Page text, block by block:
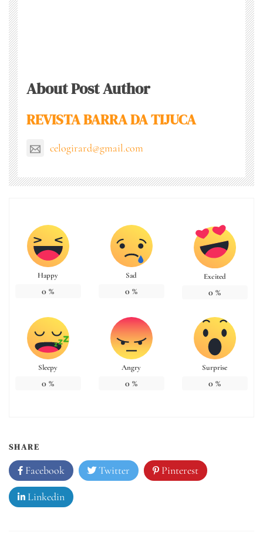
About Post Author
REVISTA BARRA DA TIJUCA
celogirard@gmail.com
Happy
0 %
Sad
0 %
Excited
0 %
Sleepy
0 %
Angry
0 %
Surprise
0 %
SHARE
Facebook Twitter Pinterest
Linkedin